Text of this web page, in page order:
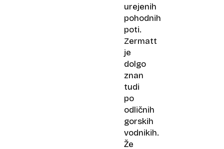
urejenih
pohodnih
poti.
Zermatt
je
dolgo
znan
tudi
po
odličnih
gorskih
vodnikih.
Že